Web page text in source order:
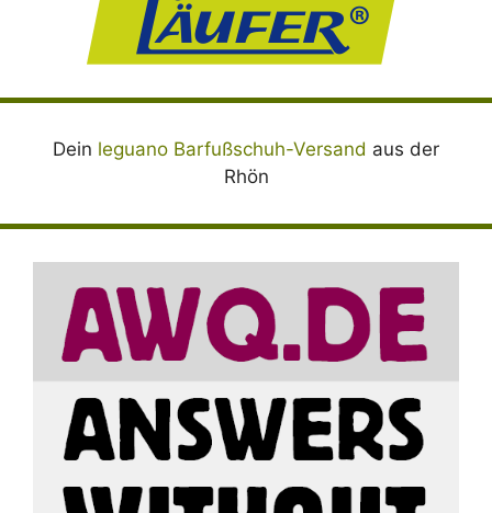
Dein leguano Barfußschuh-Versand aus der
Rhön